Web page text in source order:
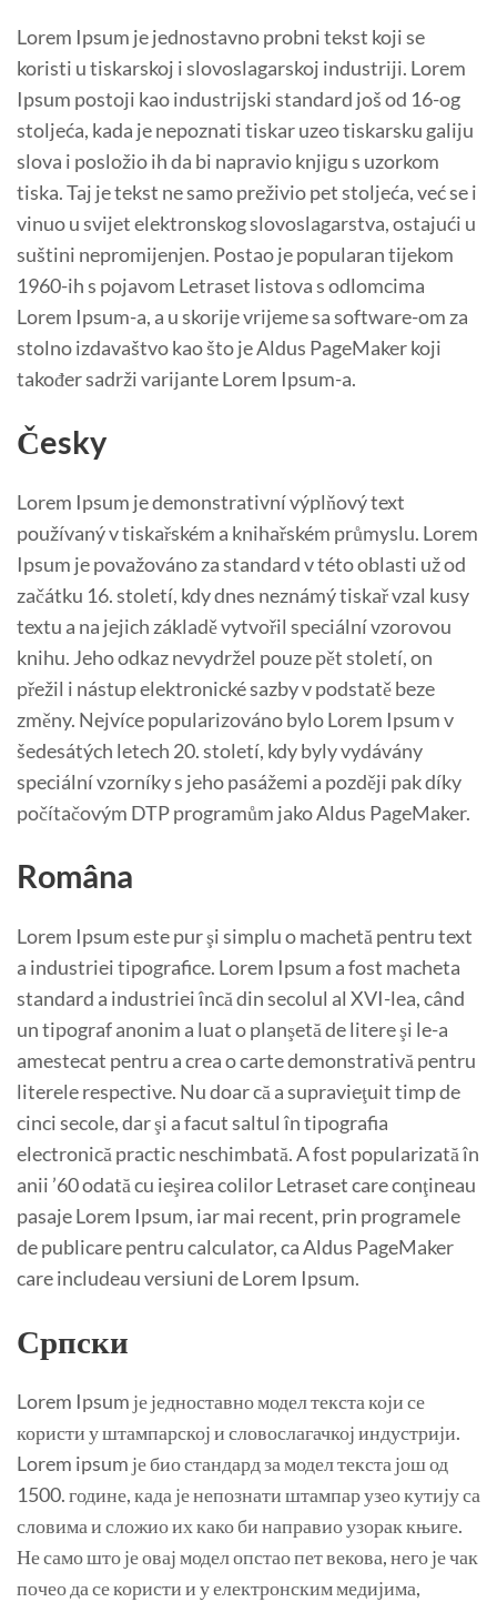
Lorem Ipsum je jednostavno probni tekst koji se
koristi u tiskarskoj i slovoslagarskoj industriji. Lorem
Ipsum postoji kao industrijski standard još od 16-og
stoljeća, kada je nepoznati tiskar uzeo tiskarsku galiju
slova i posložio ih da bi napravio knjigu s uzorkom
tiska. Taj je tekst ne samo preživio pet stoljeća, već se i
vinuo u svijet elektronskog slovoslagarstva, ostajući u
suštini nepromijenjen. Postao je popularan tijekom
1960-ih s pojavom Letraset listova s odlomcima
Lorem Ipsum-a, a u skorije vrijeme sa software-om za
stolno izdavaštvo kao što je Aldus PageMaker koji
također sadrži varijante Lorem Ipsum-a.
Česky
Lorem Ipsum je demonstrativní výplňový text
používaný v tiskařském a knihařském průmyslu. Lorem
Ipsum je považováno za standard v této oblasti už od
začátku 16. století, kdy dnes neznámý tiskař vzal kusy
textu a na jejich základě vytvořil speciální vzorovou
knihu. Jeho odkaz nevydržel pouze pět století, on
přežil i nástup elektronické sazby v podstatě beze
změny. Nejvíce popularizováno bylo Lorem Ipsum v
šedesátých letech 20. století, kdy byly vydávány
speciální vzorníky s jeho pasážemi a později pak díky
počítačovým DTP programům jako Aldus PageMaker.
Româna
Lorem Ipsum este pur şi simplu o machetă pentru text
a industriei tipografice. Lorem Ipsum a fost macheta
standard a industriei încă din secolul al XVI-lea, când
un tipograf anonim a luat o planşetă de litere şi le-a
amestecat pentru a crea o carte demonstrativă pentru
literele respective. Nu doar că a supravieţuit timp de
cinci secole, dar şi a facut saltul în tipografia
electronică practic neschimbată. A fost popularizată în
anii ’60 odată cu ieşirea colilor Letraset care conţineau
pasaje Lorem Ipsum, iar mai recent, prin programele
de publicare pentru calculator, ca Aldus PageMaker
care includeau versiuni de Lorem Ipsum.
Српски
Lorem Ipsum је једноставно модел текста који се
користи у штампарској и словослагачкој индустрији.
Lorem ipsum је био стандард за модел текста још од
1500. године, када је непознати штампар узео кутију са
словима и сложио их како би направио узорак књиге.
Не само што је овај модел опстао пет векова, него је чак
почео да се користи и у електронским медијима,